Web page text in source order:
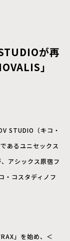
が再
」
STUDIO（キコ・
あるユニセックス
アシックス原宿フ
・コスタディノフ
」を始め、＜